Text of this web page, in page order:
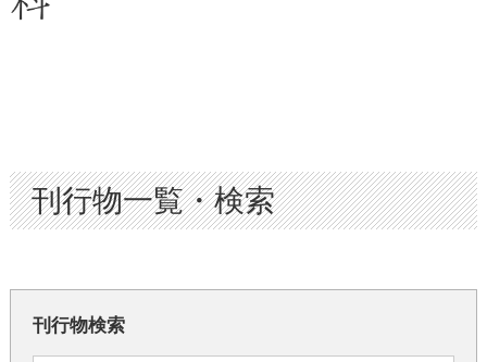
刊行物一覧・検索
刊行物検索